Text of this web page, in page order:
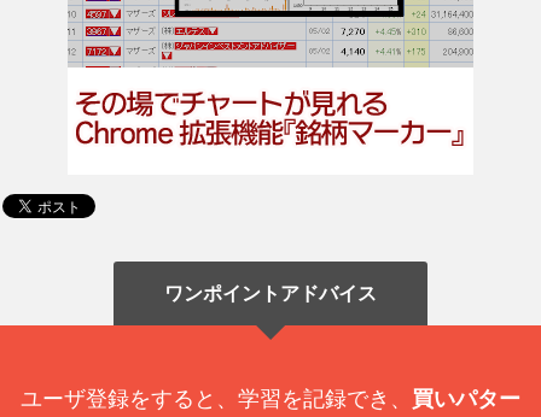
ワンポイントアドバイス
ユーザ登録をすると、学習を記録でき、 買いパター